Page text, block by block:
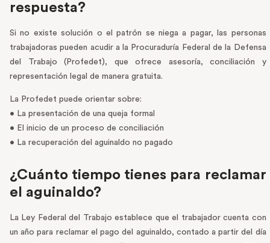
respuesta?
Si no existe solución o el patrón se niega a pagar, las personas
trabajadoras pueden acudir a la Procuraduría Federal de la Defensa
del Trabajo (Profedet), que ofrece asesoría, conciliación y
representación legal de manera gratuita.
La Profedet puede orientar sobre:
• La presentación de una queja formal
• El inicio de un proceso de conciliación
• La recuperación del aguinaldo no pagado
¿Cuánto tiempo tienes para reclamar
el aguinaldo?
La Ley Federal del Trabajo establece que el trabajador cuenta con
un año para reclamar el pago del aguinaldo, contado a partir del día